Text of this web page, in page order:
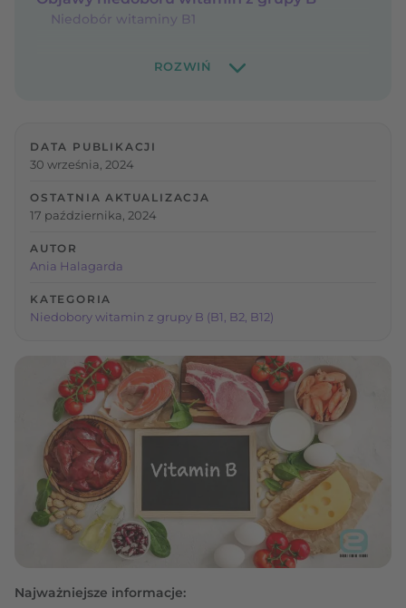
Niedobór witaminy B1
DATA PUBLIKACJI
30 września, 2024
OSTATNIA AKTUALIZACJA
17 października, 2024
AUTOR
Ania Halagarda
KATEGORIA
Niedobory witamin z grupy B (B1, B2, B12)
Najważniejsze informacje: